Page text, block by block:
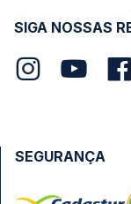
SIGA NOSSAS
SEGURANÇA